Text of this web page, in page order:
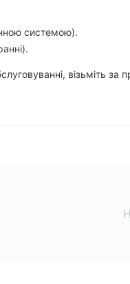
системою).
візьміть